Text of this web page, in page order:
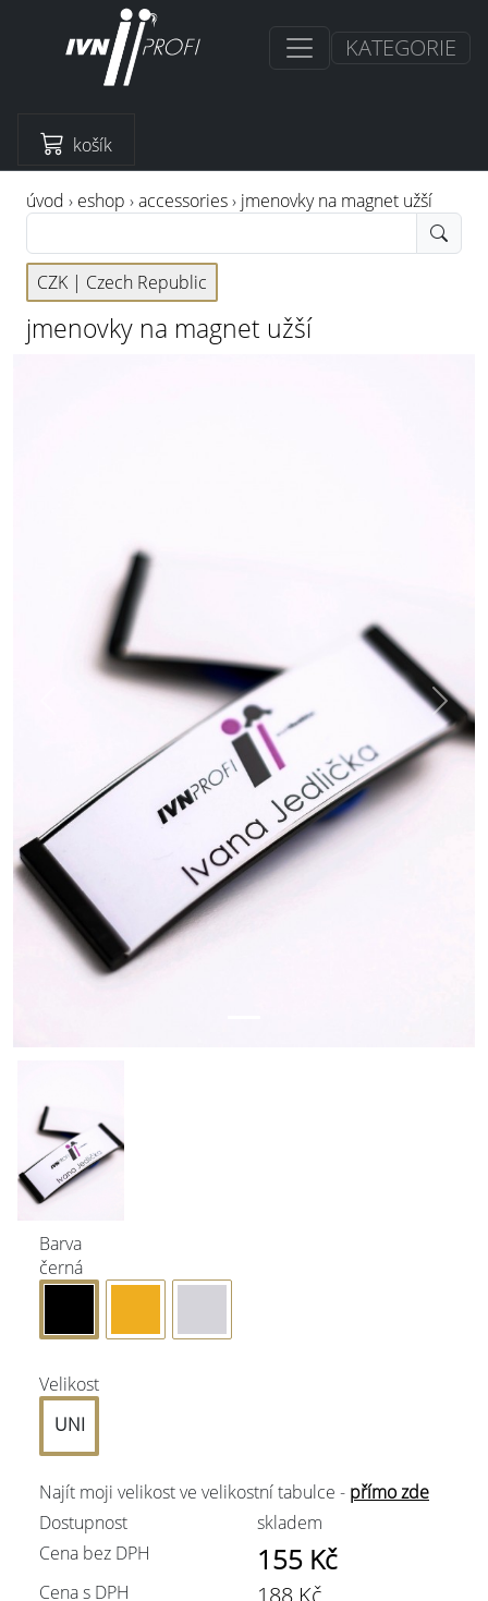
KATEGORIE
košík
úvod › eshop ›accessories› jmenovky na magnet užší
CZK | Czech Republic
jmenovky na magnet užší
Next
Barva
černá
Velikost
UNI
Najít moji velikost ve velikostní tabulce - přímo zde
Dostupnost
skladem
Cena bez DPH
155 Kč
Cena s DPH 188 Kč